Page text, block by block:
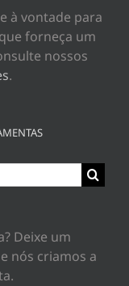
à vontade para
forneça um
nossos
.
Deixe um
nós criamos a